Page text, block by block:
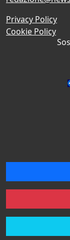
Privacy Policy
Cookie Policy